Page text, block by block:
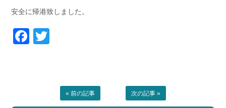
安全に帰港致しました。
Facebook
« 前の記事 次の記事 »